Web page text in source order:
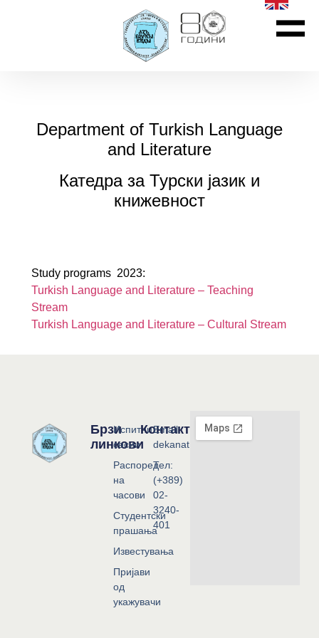
Department of Turkish Language
and Literature
Катедра за Турски јазик и
книжевност
Study programs 2023:
Turkish Language and Literature – Teaching
Stream
Turkish Language and Literature – Cultural Stream
Брзи
линкови
Испитни
сесии
Распоред
на
часови
Студентски
прашања
Известувања
Пријави
од
укажувачи
Контакт
Email:
dekanat@flf.ukim.edu.mk
Тел:
(+389)
02-
3240-
401